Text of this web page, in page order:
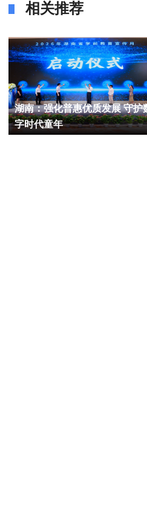
相关推荐
湖南：强化普惠优质发展 守护数
字时代童年